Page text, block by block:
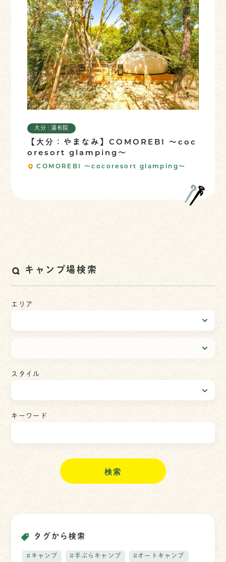
大分 : 湯布院
【大分：やまなみ】COMOREBI ～coc
oresort glamping～
COMOREBI ～cocoresort glamping～
キャンプ場検索
エリア
スタイル
キーワード
検
タグから検索
#キャンプ #手ぶらキャンプ #オートキャンプ